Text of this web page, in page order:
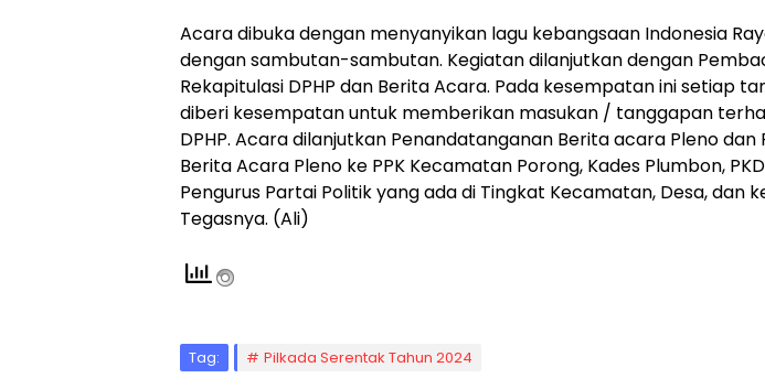
Acara dibuka dengan menyanyikan lagu kebangsaan Indonesia
dengan sambutan-sambutan. Kegiatan dilanjutkan dengan
Rekapitulasi DPHP dan Berita Acara. Pada kesempatan ini setiap
diberi kesempatan untuk memberikan masukan / tanggapan
DPHP. Acara dilanjutkan Penandatanganan Berita acara Pleno dan
Berita Acara Pleno ke PPK Kecamatan Porong, Kades Plumbon,
Pengurus Partai Politik yang ada di Tingkat Kecamatan, Desa, dan
Tegasnya. (Ali)
Tag: Pilkada Serentak Tahun 2024